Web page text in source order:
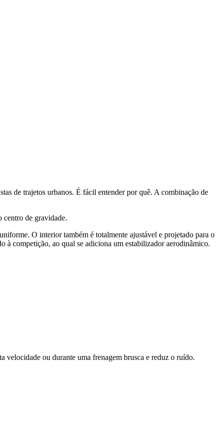
de trajetos urbanos. É fácil entender por quê. A combinação de
centro de gravidade.
O interior também é totalmente ajustável e projetado para o
competição, ao qual se adiciona um estabilizador aerodinâmico.
ou durante uma frenagem brusca e reduz o ruído.